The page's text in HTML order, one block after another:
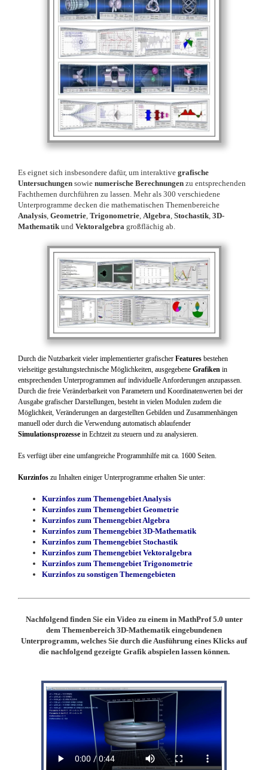
Es eignet sich insbesondere dafür, um interaktive grafische
Untersuchungen sowie numerische Berechnungen zu entsprechenden
Fachthemen durchführen zu lassen. Mehr als 300 verschiedene
Unterprogramme decken die mathematischen Themenbereiche
Analysis, Geometrie, Trigonometrie, Algebra, Stochastik, 3D-
Mathematik und Vektoralgebra großflächig ab.
Durch die Nutzbarkeit vieler implementierter grafischer Features bestehen
vielseitige gestaltungstechnische Möglichkeiten, ausgegebene Grafiken in
entsprechenden Unterprogrammen auf individuelle Anforderungen anzupassen.
Durch die freie Veränderbarkeit von Parametern und Koordinatenwerten bei der
Ausgabe grafischer Darstellungen, besteht in vielen Modulen zudem die
Möglichkeit, Veränderungen an dargestellten Gebilden und Zusammenhängen
manuell oder durch die Verwendung automatisch ablaufender
Simulationsprozesse in Echtzeit zu steuern und zu analysieren.
Es verfügt über eine umfangreiche Programmhilfe mit ca. 1600 Seiten.
Kurzinfos zu Inhalten einiger Unterprogramme erhalten Sie unter:
Kurzinfos zum Themengebiet Analysis
Kurzinfos zum Themengebiet Geometrie
Kurzinfos zum Themengebiet Algebra
Kurzinfos zum Themengebiet 3D-Mathematik
Kurzinfos zum Themengebiet Stochastik
Kurzinfos zum Themengebiet Vektoralgebra
Kurzinfos zum Themengebiet Trigonometrie
Kurzinfos zu sonstigen Themengebieten
Nachfolgend finden Sie ein Video zu einem in MathProf 5.0 unter
dem Themenbereich 3D-Mathematik eingebundenen
Unterprogramm, welches Sie durch die Ausführung eines Klicks auf
die nachfolgend gezeigte Grafik abspielen lassen können.